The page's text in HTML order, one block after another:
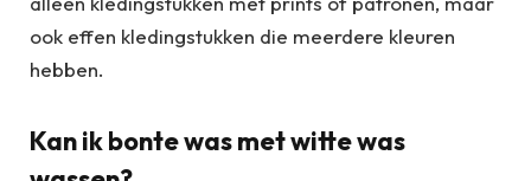
ook effen kledingstukken die meerdere kleuren
hebben.
Kan ik bonte was met witte was